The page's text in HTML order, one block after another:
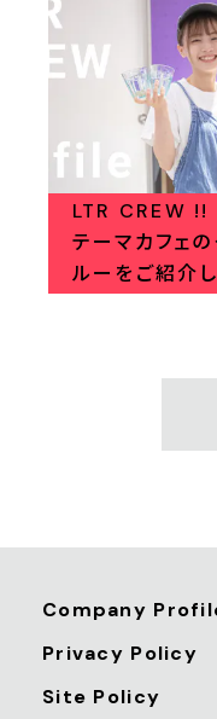
LTR CREW !!
テーマカフェの
ルーをご紹介し
Company
Privacy Policy
Site Policy